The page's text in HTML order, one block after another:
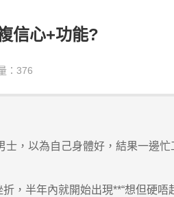
信心+功能?
：376
，以為自己身體好，結果一邊忙
半年內就開始出現**“想但硬唔